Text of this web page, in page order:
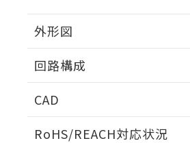
外形図
回路構成
CAD
RoHS/REACH対応状況